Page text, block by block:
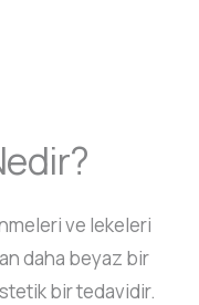
ve lekeleri
daha beyaz bir
bir tedavidir.